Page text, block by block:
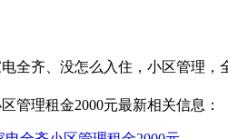
全齐、没怎么入​‌‌住，小区管理
管理租金2000元最新相关信息：